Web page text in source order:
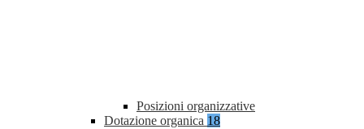
Posizioni organizzative
Dotazione organica 18